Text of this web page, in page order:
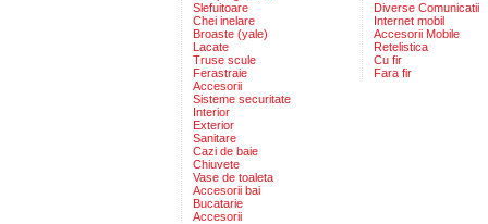
Slefuitoare
Chei inelare
Broaste (yale)
Lacate
Truse scule
Ferastraie
Accesorii
Sisteme securitate
Interior
Exterior
Sanitare
Cazi de baie
Chiuvete
Vase de toaleta
Accesorii bai
Bucatarie
Accesorii
Diverse Comunicatii
Internet mobil
Accesorii Mobile
Retelistica
Cu fir
Fara fir